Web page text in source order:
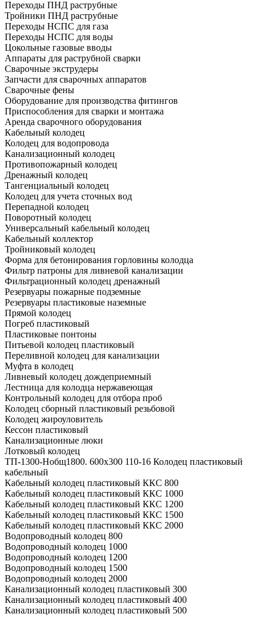
Переходы ПНД раструбные
Тройники ПНД раструбные
Переходы НСПС для газа
Переходы НСПС для воды
Цокольные газовые вводы
Аппараты для раструбной сварки
Сварочные экструдеры
Запчасти для сварочных аппаратов
Сварочные фены
Оборудование для производства фитингов
Приспособления для сварки и монтажа
Аренда сварочного оборудования
Кабельный колодец
Колодец для водопровода
Канализационный колодец
Противопожарный колодец
Дренажный колодец
Тангенциальный колодец
Колодец для учета сточных вод
Перепадной колодец
Поворотный колодец
Универсальный кабельный колодец
Кабельный коллектор
Тройниковый колодец
Форма для бетонирования горловины колодца
Фильтр патроны для ливневой канализации
Фильтрационный колодец дренажный
Резервуары пожарные подземные
Резервуары пластиковые наземные
Прямой колодец
Погреб пластиковый
Пластиковые понтоны
Питьевой колодец пластиковый
Переливной колодец для канализации
Муфта в колодец
Ливневый колодец дождеприемный
Лестница для колодца нержавеющая
Контрольный колодец для отбора проб
Колодец сборный пластиковый резьбовой
Колодец жироуловитель
Кессон пластиковый
Канализационные люки
Лотковый колодец
ТП-1300-Hобщ1800. 600х300 110-16 Колодец пластиковый
кабельный
Кабельный колодец пластиковый ККС 800
Кабельный колодец пластиковый ККС 1000
Кабельный колодец пластиковый ККС 1200
Кабельный колодец пластиковый ККС 1500
Кабельный колодец пластиковый ККС 2000
Водопроводный колодец 800
Водопроводный колодец 1000
Водопроводный колодец 1200
Водопроводный колодец 1500
Водопроводный колодец 2000
Канализационный колодец пластиковый 300
Канализационный колодец пластиковый 400
Канализационный колодец пластиковый 500